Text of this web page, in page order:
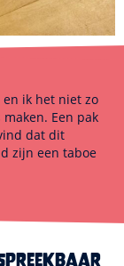
ik het niet zo
Een pak
dat dit
zijn een taboe